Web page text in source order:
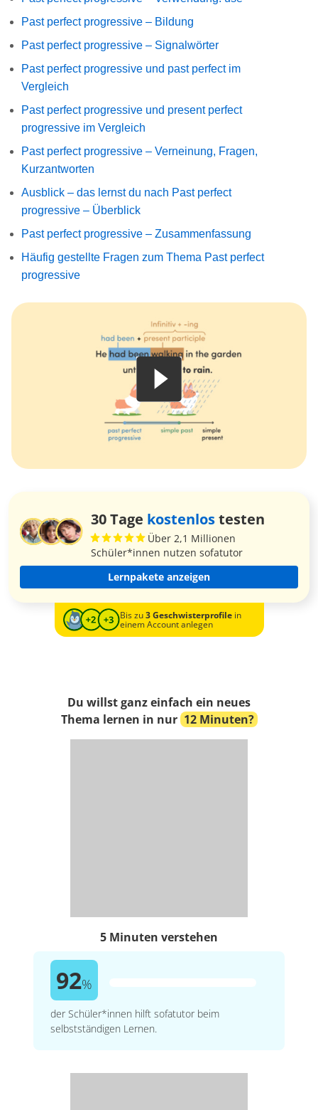
Past perfect progressive – Bildung
Past perfect progressive – Signalwörter
Past perfect progressive und past perfect im
Vergleich
Past perfect progressive und present perfect
progressive im Vergleich
Past perfect progressive – Verneinung, Fragen,
Kurzantworten
Ausblick – das lernst du nach Past perfect
progressive – Überblick
Past perfect progressive – Zusammenfassung
Häufig gestellte Fragen zum Thema Past perfect
progressive
30 Tage kostenlostesten
Über 2,1 Millionen
Schüler*innen nutzen sofatutor
Lernpakete anzeigen
Bis zu3 Geschwisterprofilein
einem Account anlegen
Du willst ganz einfach ein neues
Thema lernen in nur 12 Minuten?
5 Minuten verstehen
92%
der Schüler*innen hilft sofatutor beim
selbstständigen Lernen.